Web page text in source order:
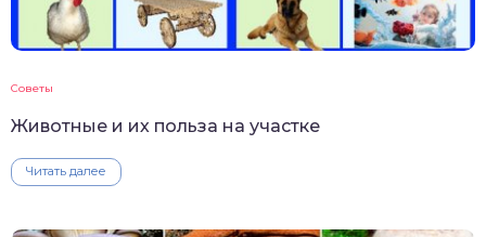
Советы
Животные и их польза на участке
Читать далее